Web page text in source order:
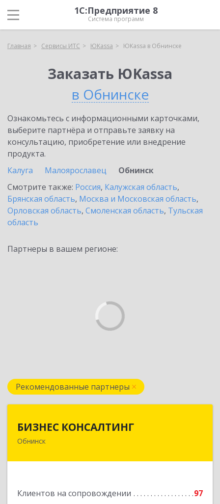
1С:Предприятие 8
Система программ
Главная Сервисы ИТС ЮKassa ЮKassa в Обнинске
Заказать ЮKassa
в Обнинске
Ознакомьтесь с информационными карточками,
выберите партнёра и отправьте заявку на
консультацию, приобретение или внедрение
продукта.
Калуга
Малоярославец
Обнинск
Смотрите также: Россия, Калужская область,
Брянская область, Москва и Московская область,
Орловская область, Смоленская область, Тульская
область
Партнеры в вашем регионе:
Рекомендованные партнеры
БИЗНЕС КОНСАЛТИНГ
Обнинск
Клиентов на сопровождении
97
249032, Калужская обл, Обнинск г, Курчатова ул,